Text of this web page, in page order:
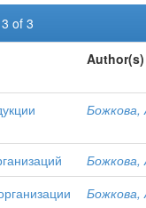
of 3
Author(s)
Божкова,
Божкова,
Божкова,